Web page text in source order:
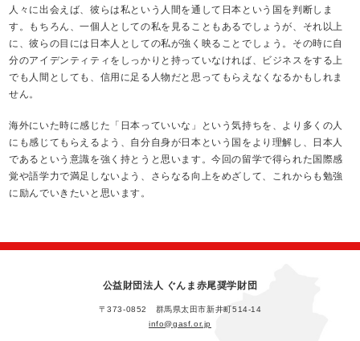
人々に出会えば、彼らは私という人間を通して日本という国を判断しま
す。もちろん、一個人としての私を見ることもあるでしょうが、それ以上
に、彼らの目には日本人としての私が強く映ることでしょう。その時に自
分のアイデンティティをしっかりと持っていなければ、ビジネスをする上
でも人間としても、信用に足る人物だと思ってもらえなくなるかもしれま
せん。
海外にいた時に感じた「日本っていいな」という気持ちを、より多くの人
にも感じてもらえるよう、自分自身が日本という国をより理解し、日本人
であるという意識を強く持とうと思います。今回の留学で得られた国際感
覚や語学力で満足しないよう、さらなる向上をめざして、これからも勉強
に励んでいきたいと思います。
公益財団法人 ぐんま赤尾奨学財団
〒373-0852 群馬県太田市新井町514-14
info@gasf.or.jp